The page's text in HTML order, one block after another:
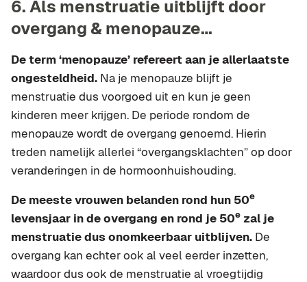
6. Als menstruatie uitblijft door
overgang & menopauze…
De term ‘menopauze’ refereert aan je allerlaatste
ongesteldheid. Na je menopauze blijft je
menstruatie dus voorgoed uit en kun je geen
kinderen meer krijgen. De periode rondom de
menopauze wordt de overgang genoemd. Hierin
treden namelijk allerlei “overgangsklachten” op door
veranderingen in de hormoonhuishouding.
De meeste vrouwen belanden rond hun 50e
levensjaar in de overgang en rond je 50e zal je
menstruatie dus onomkeerbaar uitblijven. De
overgang kan echter ook al veel eerder inzetten,
waardoor dus ook de menstruatie al vroegtijdig